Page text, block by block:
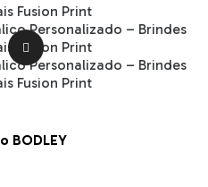

BODLEY